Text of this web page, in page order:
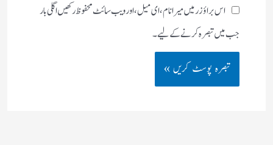
اس براؤزر میں میرا نام، ای میل، اور ویب سائٹ محفوظ رکھیں اگلی بار
جب میں تبصرہ کرنے کےلیے۔